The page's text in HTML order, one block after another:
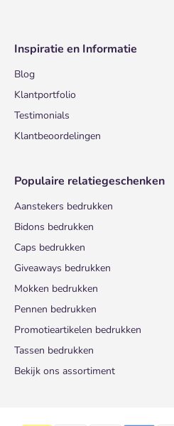
Inspiratie en Informatie
Blog
Klantportfolio
Testimonials
Klantbeoordelingen
Populaire relatiegeschenken
Aanstekers bedrukken
Bidons bedrukken
Caps bedrukken
Giveaways bedrukken
Mokken bedrukken
Pennen bedrukken
Promotieartikelen bedrukken
Tassen bedrukken
Bekijk ons assortiment